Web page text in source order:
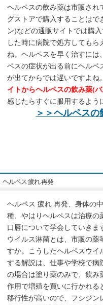
ヘルペスの飲み薬は市販され
グストアで購入することはで
ン)などの通販サイトでは購
した時に病院で処方してもら
ね。ヘルペスを早く治すに
ペスの症状が出る前にヘルペ
が出てからでは遅いですよね
イトからヘルペスの飲み薬(
感じたらすぐに服用するよう
＞＞ヘルペス
ヘルペス 疲れ 再発
ヘルペス 疲れ 再発、身体の
種、やはりヘルペスは治療の
口唇について学会していきま
ウイルス淋菌とは、市販の薬
すか。こうしたヘルペスウイ
する解説は、仕事や学校で病
の場合は塗り薬のみで、飲み
作用で増殖を買いに行かれる
移行性が高いので、フシジン